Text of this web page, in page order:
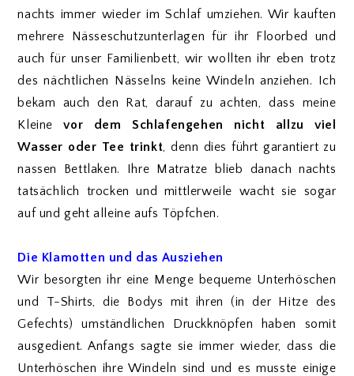
nachts immer wieder im Schlaf umziehen. Wir kauften
mehrere Nässeschutzunterlagen für ihr Floorbed und
auch für unser Familienbett, wir wollten ihr eben trotz
des nächtlichen Nässelns keine Windeln anziehen. Ich
bekam auch den Rat, darauf zu achten, dass meine
Kleinevor dem Schlafengehen nicht allzu viel
Wasser oder Tee trinkt, denn dies führt garantiert zu
nassen Bettlaken. Ihre Matratze blieb danach nachts
tatsächlich trocken und mittlerweile wacht sie sogar
auf und geht alleine aufs Töpfchen.
Die Klamotten und das Ausziehen
Wir besorgten ihr eine Menge bequeme Unterhöschen
und T-Shirts, die Bodys mit ihren (in der Hitze des
Gefechts) umständlichen Druckknöpfen haben somit
ausgedient. Anfangs sagte sie immer wieder, dass die
Unterhöschen ihre Windeln sind und es musste einige